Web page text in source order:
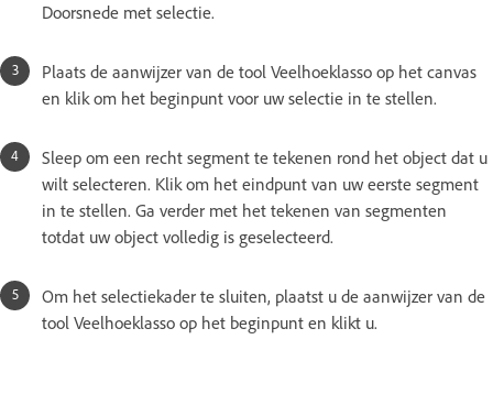
Doorsnede met selectie.
Plaats de aanwijzer van de tool Veelhoeklasso op het canvas
en klik om het beginpunt voor uw selectie in te stellen.
Sleep om een recht segment te tekenen rond het object dat u
wilt selecteren. Klik om het eindpunt van uw eerste segment
in te stellen. Ga verder met het tekenen van segmenten
totdat uw object volledig is geselecteerd.
Om het selectiekader te sluiten, plaatst u de aanwijzer van de
tool Veelhoeklasso op het beginpunt en klikt u.